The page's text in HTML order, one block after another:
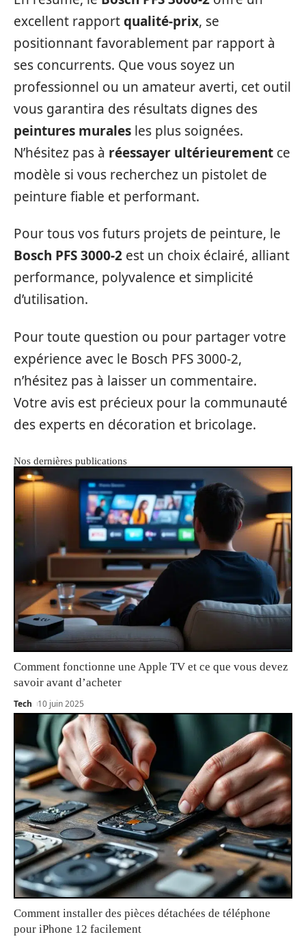
excellent rapportqualité-prix, se
positionnant favorablement par rapport à
ses concurrents. Que vous soyez un
professionnel ou un amateur averti, cet outil
vous garantira des résultats dignes des
peintures murales les plus soignées.
N’hésitez pas à réessayer ultérieurement ce
modèle si vous recherchez un pistolet de
peinture fiable et performant.
Pour tous vos futurs projets de peinture, le
Bosch PFS 3000-2 est un choix éclairé, alliant
performance, polyvalence et simplicité
d’utilisation.
Pour toute question ou pour partager votre
expérience avec le Bosch PFS 3000-2,
n’hésitez pas à laisser un commentaire.
Votre avis est précieux pour la communauté
des experts en décoration et bricolage.
Nos dernières publications
Comment fonctionne une Apple TV et ce que vous devez
savoir avant d’acheter
Tech 10 juin 2025
Comment installer des pièces détachées de téléphone
pour iPhone 12 facilement